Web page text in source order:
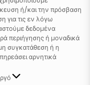
ή/και την πρόσβαση
για τις εν λόγω
δεδομένα
περιήγησης ή μοναδικά
συγκατάθεση ή η
αρνητικά